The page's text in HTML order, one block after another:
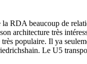
RDA beaucoup de
architecture très
populaire. Il ya
Le U5